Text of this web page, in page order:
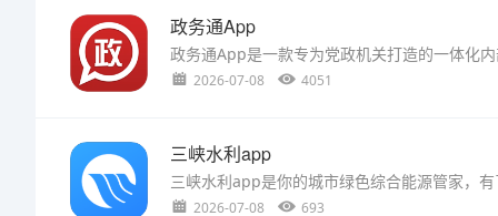
政务通App
2026-07-08 4051
三峡水利app
2026-07-08 693